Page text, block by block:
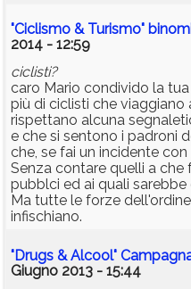
"Ciclismo & Turismo"
2014 - 12:59
ciclisti?
caro Mario condivido la
più di ciclisti che viaggiano
rispettano alcuna
e che si sentono i padroni
che, se fai un incidente
Senza contare quelli a che
pubblci ed ai quali
Ma tutte le forze
infischiano.
"Drugs & Alcool"
Giugno 2013 - 15:44